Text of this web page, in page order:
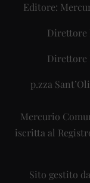
Editore:
Direttore
Direttore
p.zza
Mercurio
iscritta al
Sito gestito da